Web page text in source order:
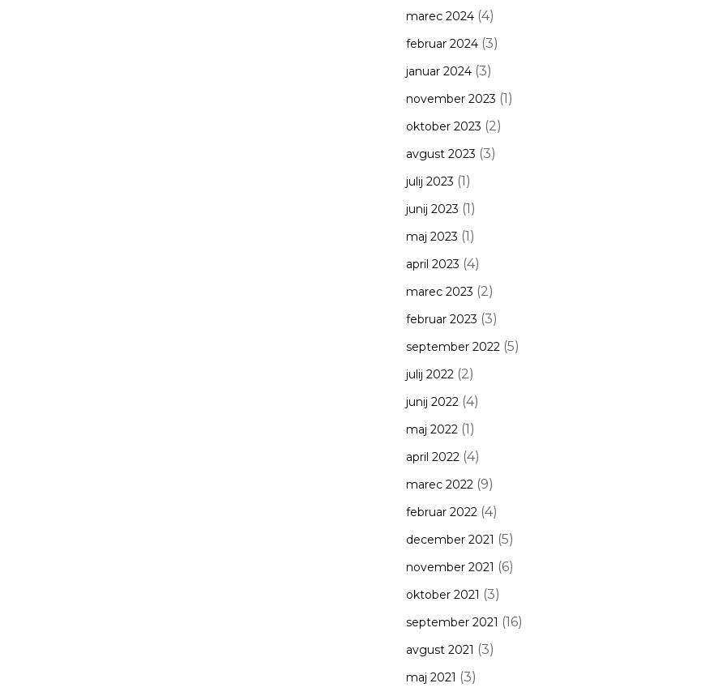
marec 2024(4)
februar 2024(3)
januar 2024(3)
november 2023 (1)
oktober 2023 (2)
avgust 2023 (3)
julij 2023 (1)
junij 2023 (1)
maj 2023 (1)
april 2023 (4)
marec 2023 (2)
februar 2023 (3)
september 2022(5)
julij 2022(2)
junij 2022(4)
maj 2022(1)
april 2022(4)
marec 2022(9)
februar 2022(4)
december 2021 (5)
november 2021 (6)
oktober 2021 (3)
september 2021 (16)
avgust 2021 (3)
maj 2021 (3)